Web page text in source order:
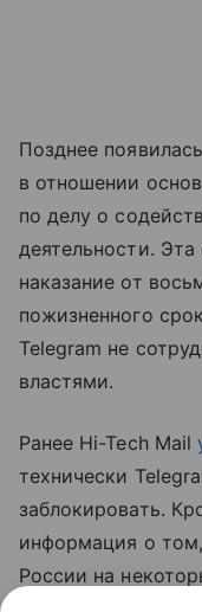
Позднее
в отношении
по делу о
деятельности.
наказание от
пожизненного
Telegram не
властями.
Ранее Hi-Tech Mail
технически
заблокировать.
информация о
России на